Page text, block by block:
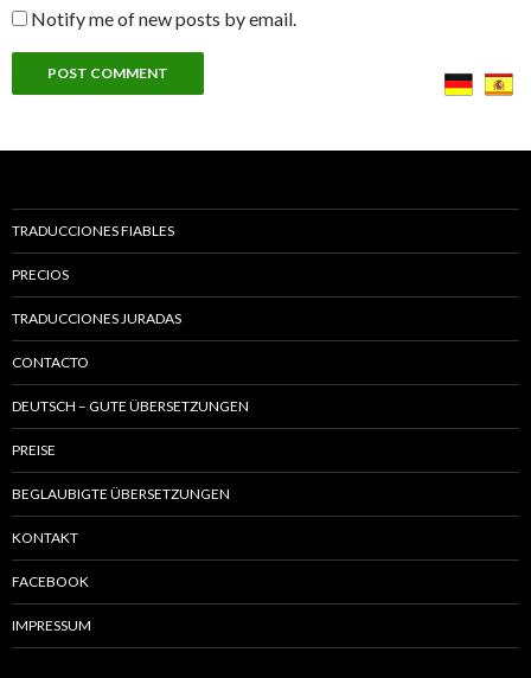
Notify me of new posts by email.
TRADUCCIONES FIABLES
PRECIOS
TRADUCCIONES JURADAS
CONTACTO
DEUTSCH – GUTE ÜBERSETZUNGEN
PREISE
BEGLAUBIGTE ÜBERSETZUNGEN
KONTAKT
FACEBOOK
IMPRESSUM